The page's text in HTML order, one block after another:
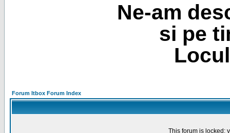
Ne-am
si pe
Forum Itbox Forum Index
This forum is locked: